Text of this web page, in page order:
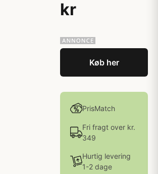
kr
Køb her
PrisMatch
Fri fragt over kr.
349
Hurtig levering
1-2 dage